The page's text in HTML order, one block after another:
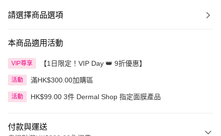
請選擇商品選項
本商品適用活動
VIP尊享 【1日限定！VIP Day 👑 9折優惠】
活動 滿HK$300.00加購區
活動 HK$99.00 3件 Dermal Shop 指定面膜產品
付款與運送